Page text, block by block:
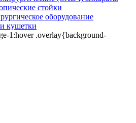
стойки
оборудование
кушетки
1:hover .overlay{background-